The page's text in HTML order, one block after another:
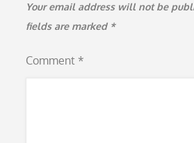
Your email address will not be
fields are marked *
Comment *